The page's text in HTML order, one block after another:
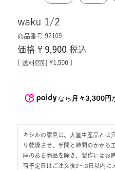
waku 1/2
商品番号 92109
価格 ¥ 9,900 税込
送料個別 ¥1,500
なら 月々3,300円
キシルの家具は、大量生産品とは
り乾燥させ、手間と時間のかかる
庫のある商品を除き、製作にはお
荷予定日はご注文後2〜3日以内に